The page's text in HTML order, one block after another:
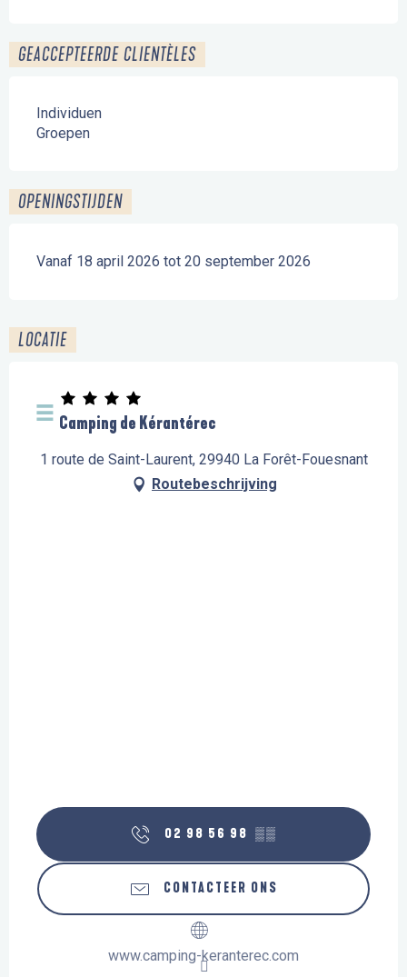
GEACCEPTEERDE CLIENTÈLES
Individuen
Groepen
OPENINGSTIJDEN
Vanaf 18 april 2026 tot 20 september 2026
LOCATIE
Camping de Kérantérec
1 route de Saint-Laurent, 29940 La Forêt-Fouesnant
Routebeschrijving
02 98 56 98 ▒▒
CONTACTEER ONS
www.camping-keranterec.com